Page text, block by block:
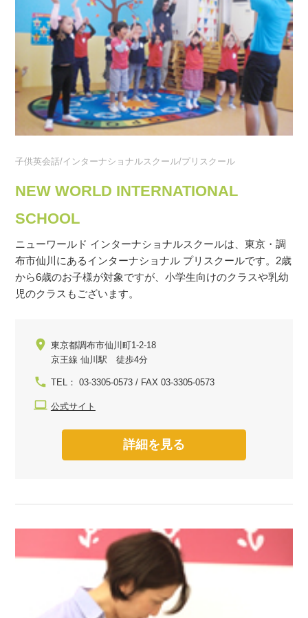
子供英会話/インターナショナルスクール/プリスクール
NEW WORLD INTERNATIONAL
SCHOOL
ニューワールド インターナショナルスクールは、東京・調
布市仙川にあるインターナショナル プリスクールです。2歳
から6歳のお子様が対象ですが、小学生向けのクラスや乳幼
児のクラスもございます。
東京都調布市仙川町1-2-18
京王線 仙川駅 徒歩4分
TEL： 03-3305-0573 / FAX 03-3305-0573
公式サイト
詳細を見る